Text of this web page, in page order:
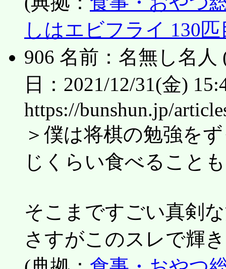
しはエビフライ 130匹
906 名前：名無し名人
日：2021/12/31(金)
https://bunshun.jp/
＞僕は将棋の勉強を
じくらい食べること
そこまですごい真剣
さすがこのスレで輝